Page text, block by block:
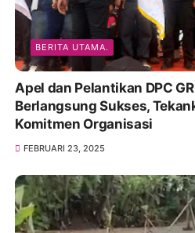
BERITA UTAMA.
Apel dan Pelantikan DPC
Berlangsung Sukses,
Komitmen Organisasi
FEBRUARI 23, 2025